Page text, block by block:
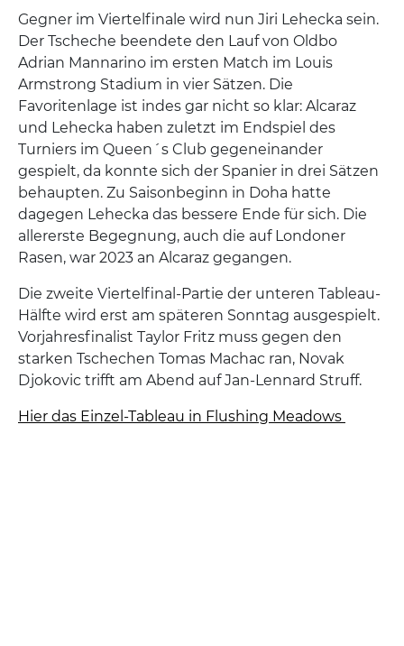
Gegner im Viertelfinale wird nun Jiri Lehecka sein.
Der Tscheche beendete den Lauf von Oldbo
Adrian Mannarino im ersten Match im Louis
Armstrong Stadium in vier Sätzen. Die
Favoritenlage ist indes gar nicht so klar: Alcaraz
und Lehecka haben zuletzt im Endspiel des
Turniers im Queen´s Club gegeneinander
gespielt, da konnte sich der Spanier in drei Sätzen
behaupten. Zu Saisonbeginn in Doha hatte
dagegen Lehecka das bessere Ende für sich. Die
allererste Begegnung, auch die auf Londoner
Rasen, war 2023 an Alcaraz gegangen.
Die zweite Viertelfinal-Partie der unteren Tableau-
Hälfte wird erst am späteren Sonntag ausgespielt.
Vorjahresfinalist Taylor Fritz muss gegen den
starken Tschechen Tomas Machac ran, Novak
Djokovic trifft am Abend auf Jan-Lennard Struff.
Hier das Einzel-Tableau in Flushing Meadows